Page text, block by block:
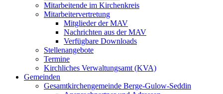
Mitarbeitende im Kirchenkreis
Mitarbeitervertretung
Mitglieder der MAV
Nachrichten aus der MAV
Verfügbare Downloads
Stellenangebote
Termine
Kirchliches Verwaltungsamt (KVA)
Gemeinden
Gesamtkirchengemeinde Berge-Gulow-Seddin